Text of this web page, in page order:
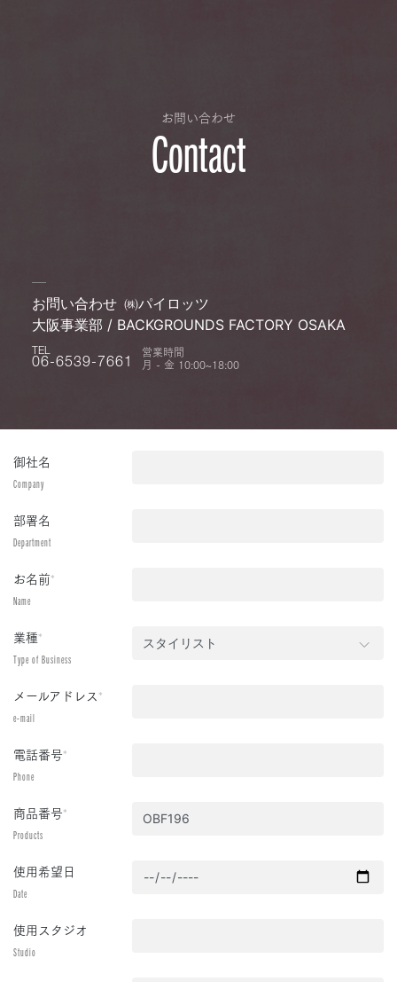
お問い合わせ
Contact
お問い合わせ ㈱パイロッツ
大阪事業部 / BACKGROUNDS FACTORY OSAKA
TEL
06-6539-7661
営業時間
月 - 金 10:00~18:00
御社名
Company
部署名
Department
お名前*
Name
業種*
Type of Business
メールアドレス*
e-mail
電話番号*
Phone
商品番号*
Products
使用希望日
Date
使用スタジオ
Studio